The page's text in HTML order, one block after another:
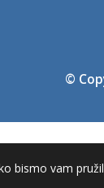
©
bismo vam